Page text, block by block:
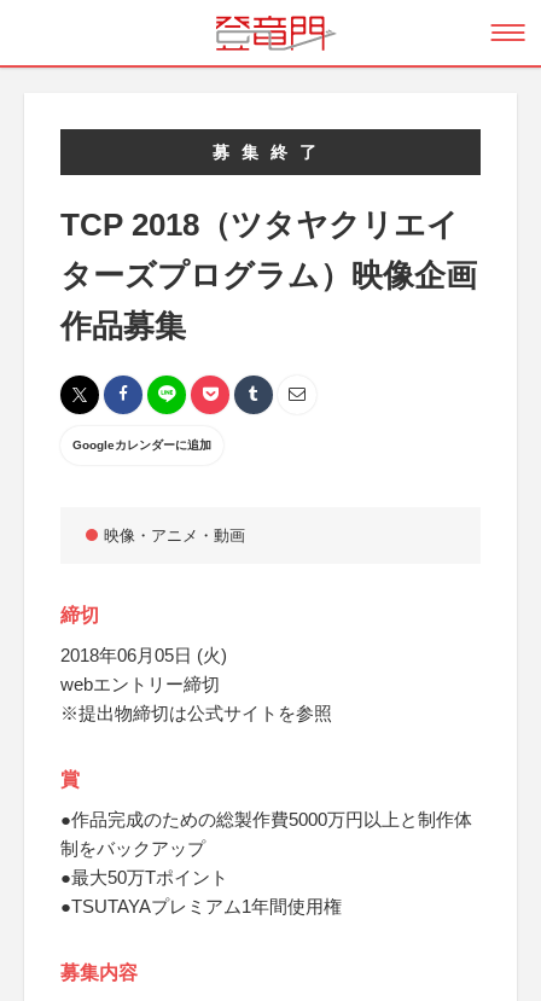
募集終了
TCP 2018（ツタヤクリエイ
ターズプログラム）映像企画
作品募集
Googleカレンダーに追加
映像・アニメ・動画
締切
2018年06月05日 (火)
webエントリー締切
※提出物締切は公式サイトを参照
賞
●作品完成のための総製作費5000万円以上と制作体
制をバックアップ
●最大50万Tポイント
●TSUTAYAプレミアム1年間使用権
募集内容